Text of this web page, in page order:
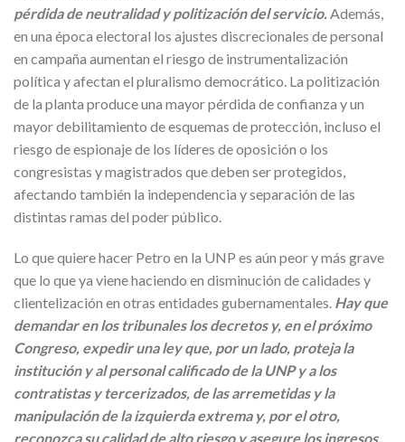
pérdida de neutralidad y politización del servicio. Además,
en una época electoral los ajustes discrecionales de personal
en campaña aumentan el riesgo de instrumentalización
política y afectan el pluralismo democrático. La politización
de la planta produce una mayor pérdida de confianza y un
mayor debilitamiento de esquemas de protección, incluso el
riesgo de espionaje de los líderes de oposición o los
congresistas y magistrados que deben ser protegidos,
afectando también la independencia y separación de las
distintas ramas del poder público.
Lo que quiere hacer Petro en la UNP es aún peor y más grave
que lo que ya viene haciendo en disminución de calidades y
clientelización en otras entidades gubernamentales. Hay que
demandar en los tribunales los decretos y, en el próximo
Congreso, expedir una ley que, por un lado, proteja la
institución y al personal calificado de la UNP y a los
contratistas y tercerizados, de las arremetidas y la
manipulación de la izquierda extrema y, por el otro,
reconozca su calidad de alto riesgo y asegure los ingresos,